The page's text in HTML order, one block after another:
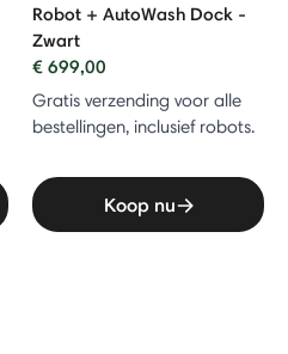
Robot + AutoWash Dock -
Zwart
€ 699,00
Gratis verzending voor alle
bestellingen, inclusief robots.
Koop nu